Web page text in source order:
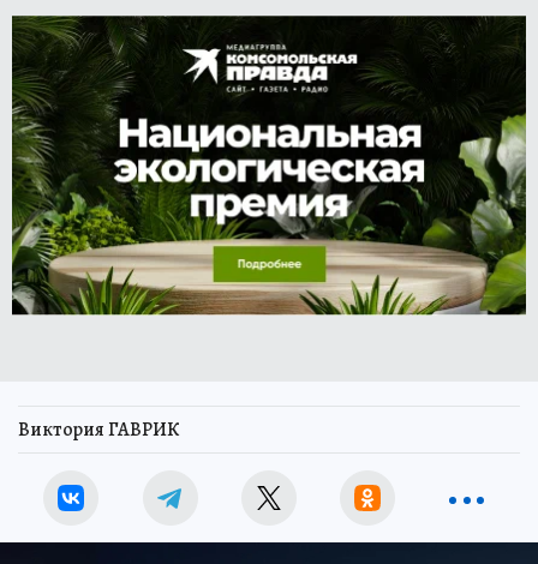
Виктория ГАВРИК